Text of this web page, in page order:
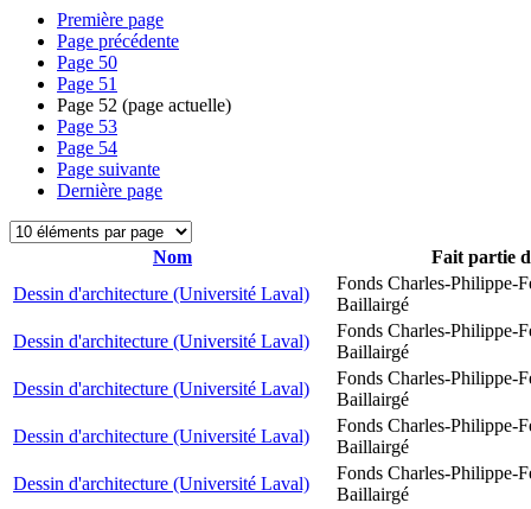
Première page
Page précédente
Page 50
Page 51
Page 52 (page actuelle)
Page 53
Page 54
Page suivante
Dernière page
Nom
Fait partie
Dessin d'architecture (Université Laval)
Fonds Charles-Philippe-
Baillairgé
Dessin d'architecture (Université Laval)
Fonds Charles-Philippe-
Baillairgé
Dessin d'architecture (Université Laval)
Fonds Charles-Philippe-
Baillairgé
Dessin d'architecture (Université Laval)
Fonds Charles-Philippe-
Baillairgé
Dessin d'architecture (Université Laval)
Fonds Charles-Philippe-
Baillairgé